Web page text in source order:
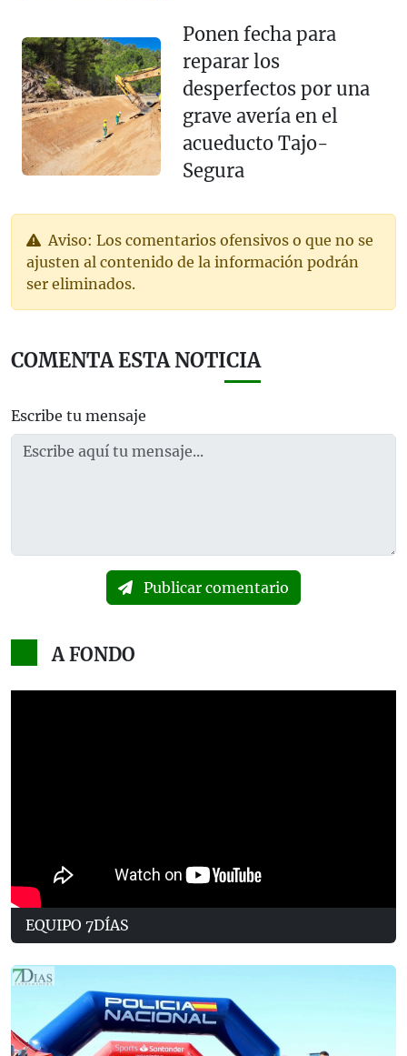
Ponen fecha para
reparar los
desperfectos por una
grave avería en el
acueducto Tajo-
Segura
Aviso: Los comentarios ofensivos o que no se
ajusten al contenido de la información podrán
ser eliminados.
COMENTA ESTA NOTICIA
Escribe tu mensaje
Publicar comentario
A FONDO
EQUIPO 7DÍAS